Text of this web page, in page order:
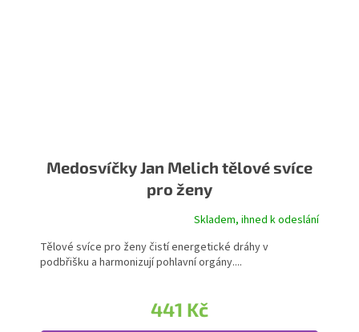
Medosvíčky Jan Melich tělové svíce
pro ženy
Průměrné hodnocení produktu je 5,0 z 5 hvězdiček.
Skladem, ihned k odeslání
441 Kč
Tělové svíce pro ženy čistí energetické dráhy v
podbřišku a harmonizují pohlavní orgány....